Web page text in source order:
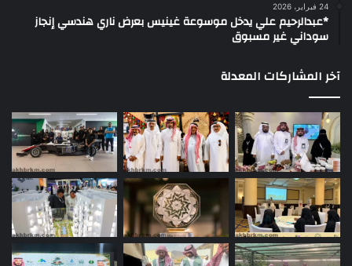
24 فبراير، 2026
*عبدالرحيم علي يدخل موسوعة غينيس بعرض ناري هندسي إنجاز
سوداني غير مسبوق
آخر المشاركات المعدلة